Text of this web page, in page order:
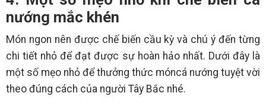
nướng mắc khén
Món ngon nên được chế biến cầu kỳ và chú ý đến từng
chi tiết nhỏ để đạt được sự hoàn hảo nhất. Dưới đây là
một số mẹo nhỏ để thưởng thức móncá nướng tuyệt vời
theo đúng cách của người Tây Bắc nhé.